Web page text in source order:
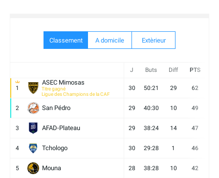
Classement A domicile Extèrieur
J Buts Diff PTS
1
ASEC Mimosas
Titre gagné
Ligue des Champions de la CAF
30 50:21 29 62
2 San Pédro 29 40:30 10 49
3 AFAD-Plateau 29 38:24 14 47
4 Tchologo 30 29:28 1 46
5 Mouna 28 38:28 10 42